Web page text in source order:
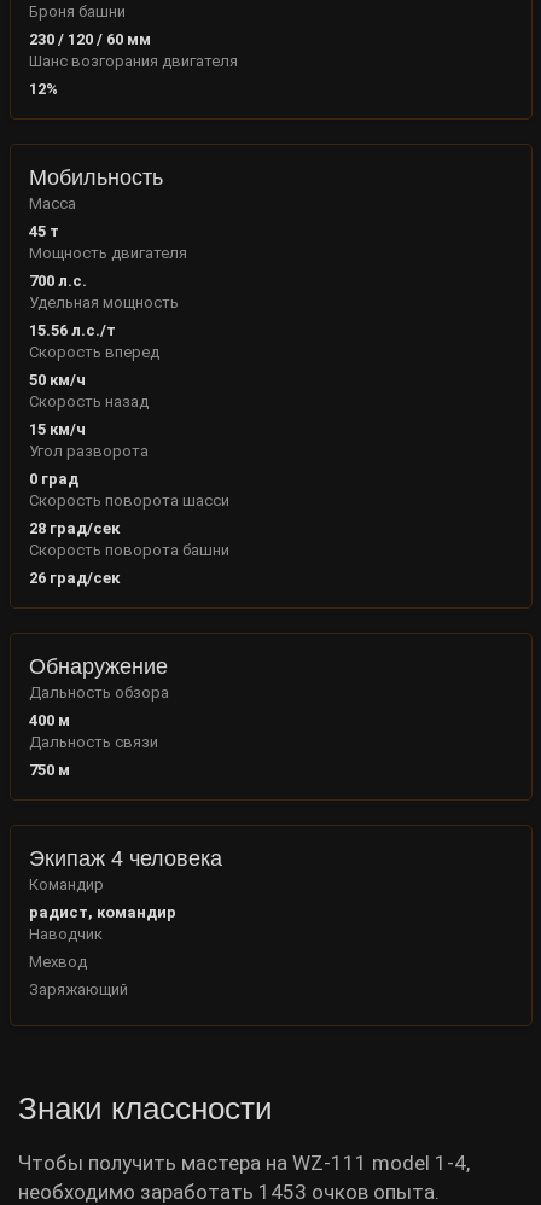
Броня башни
230 / 120 / 60 мм
Шанс возгорания двигателя
12%
Мобильность
Масса
45т
Мощность двигателя
700л.с.
Удельная мощность
15.56л.с./т
Скорость вперед
50км/ч
Скорость назад
15км/ч
Угол разворота
0град
Скорость поворота шасси
28град/сек
Скорость поворота башни
26град/сек
Обнаружение
Дальность обзора
400м
Дальность связи
750м
Экипаж 4 человека
Командир
радист, командир
Наводчик
Мехвод
Заряжающий
Знаки классности
Чтобы получить мастера на WZ-111 model 1-4,
необходимо заработать 1453 очков опыта.